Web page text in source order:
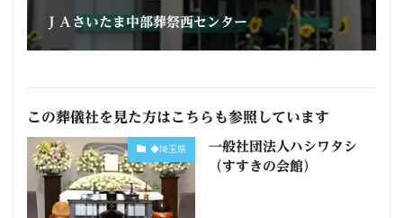
ＪＡさいたま中部葬祭西センター
この葬儀社を見た方はこちらも参照しています
◆埼玉県
一般社団法人ハシワタシ
（すすきの会館）